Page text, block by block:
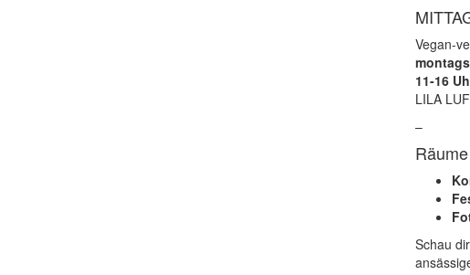
Vegan-
11-16
LILA
–
Schau dir